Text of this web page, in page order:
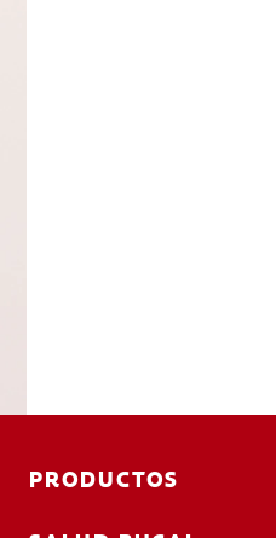
PRODUCTOS